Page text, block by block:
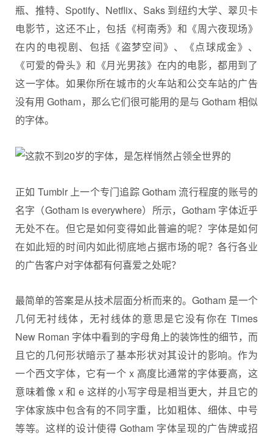
瓶、推特、Spotify、Netflix、Saks 到纽约大学、翠贝卡
电影节，这还不止，包括《柯南秀》和《周六夜现场》
在内的电视剧、包括《盗梦空间》、《点球成金》、
《可爱的骨头》和《月光男孩》在内的电影，都用到了
这一字体。如果你所在城市的火车站和公交车站的广告
没有用 Gotham，那么它们很可能用的是与 Gotham 相似
的字体。
正如 Tumblr 上一个专门追踪 Gotham 流行程度的账号的
名字（Gotham is everywhere）所示，Gotham 字体近乎
无处不在。但它是如何变得如此普遍的呢？字体是如何
在如此短的时间内如此彻底地占据市场的呢？各行各业
的广告客户对字体都有何喜爱之处呢？
最简单的答案是从技术层面分析而来的。Gotham 是一个
几何无衬线体，无衬线体的意思是它没有你在 Times
New Roman 字体中看到的字母角上的装饰性的细节，而
且它的几何形状暗示了基本形状对其设计的影响。作为
一个西文字体，它有一个 x 高度比通常的字体要高，这
意味着像 x 和 e 这样的小写字母是相当更大，并且它的
字体家族中包含有的不同字重，比如粗体、细体、中号
等等。这样的设计使得 Gotham 字体呈现的广告牌或招